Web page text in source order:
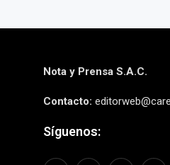
Nota y Prensa S.A.C.
Contacto:
Síguenos: